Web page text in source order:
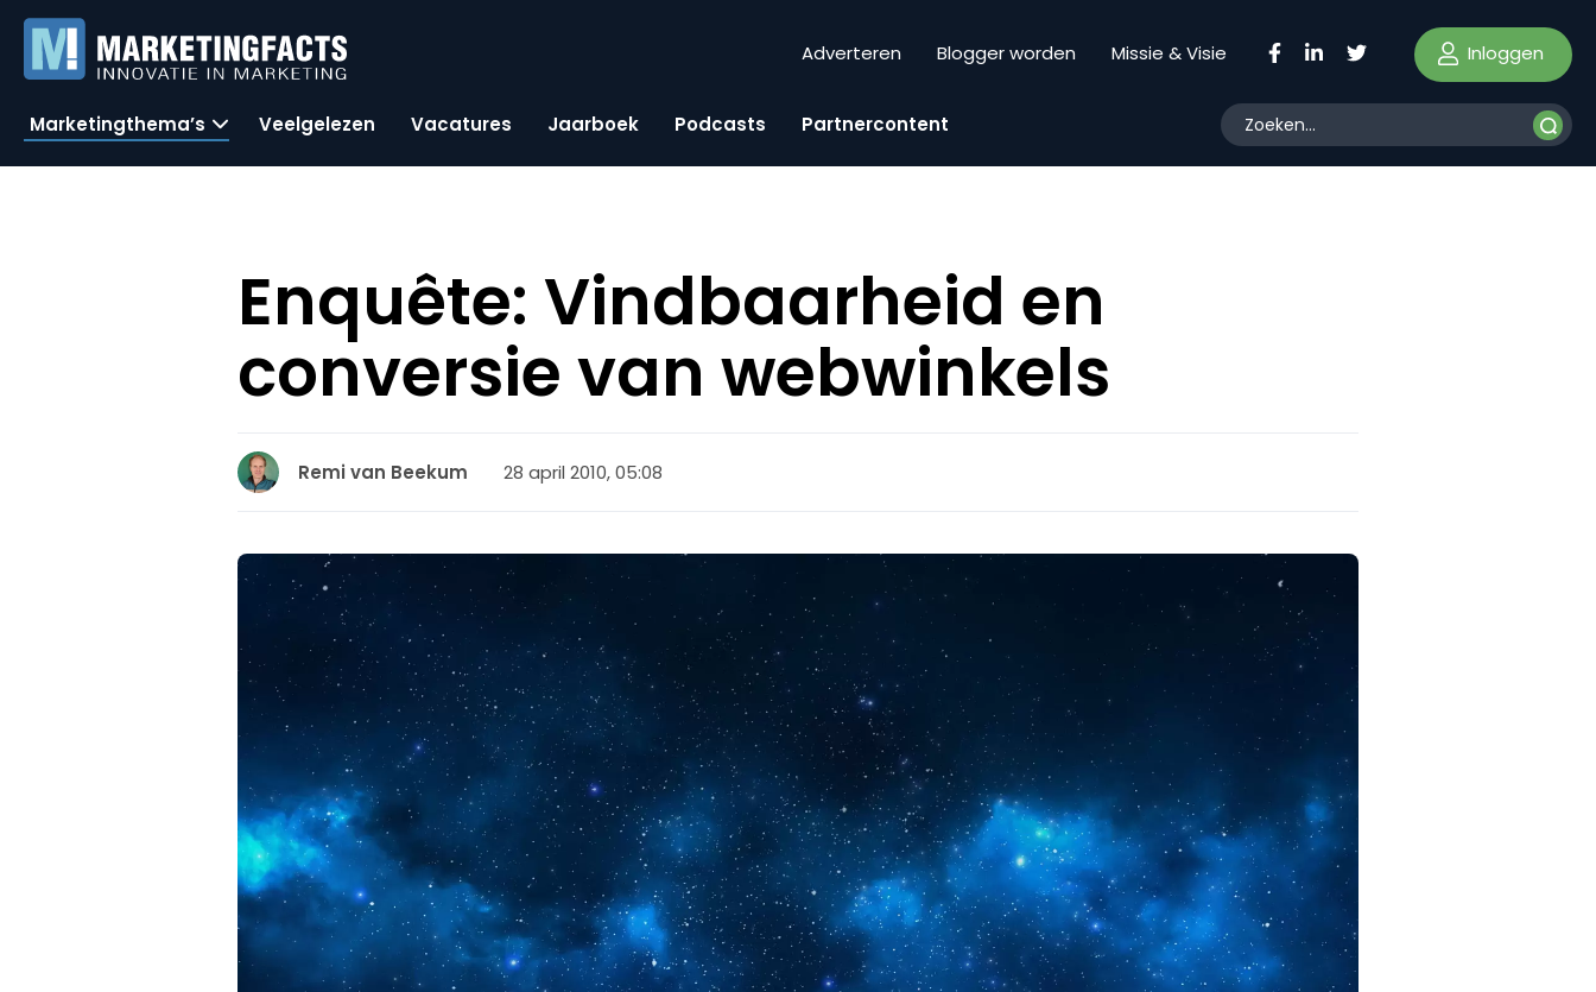
Adverteren Blogger worden Missie & Visie Inloggen
Marketingthema’s Veelgelezen Vacatures Jaarboek Podcasts Partnercontent
Enquête: Vindbaarheid en
conversie van webwinkels
Remi van Beekum 28 april 2010, 05:08